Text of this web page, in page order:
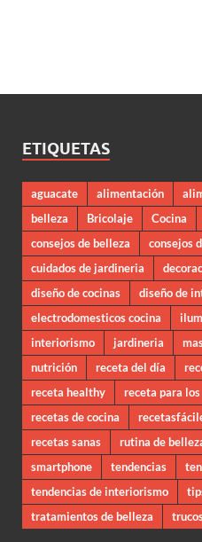
ETIQUETAS
aguacate alimentación
belleza
Bricolaje Cocina
consejos de belleza
consejos
cuidados de jardineria
diseño de cocinas
diseño de
electrodomesticos cocina
interiorismo
jardineria
nutrición
receta del día
receta healthy
receta para
recetas de cocina
recetas sanas
rutina de
smartphone
tendencias
tendencias de interiorismo
tratamientos de belleza